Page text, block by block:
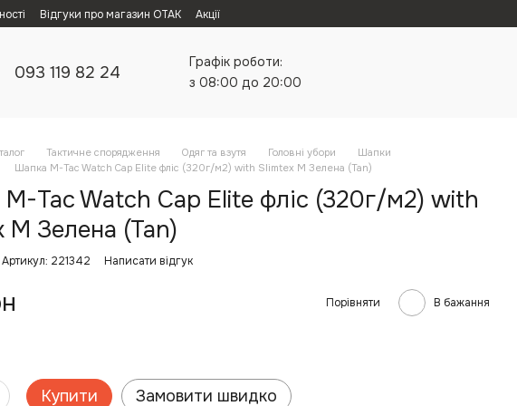
Відгуки про магазин ОТАК Акції
093 119 82 24
Графік роботи:
з 08:00 до 20:00
Тактичне спорядження Одяг та взутя Головні убори
Шапки
Шапка M-Tac Watch Cap Elite фліс (320г/м2) with Slimtex M Зелена (Tan)
Tac Watch Cap Elite фліс (320г/м2) with
M Зелена (Tan)
Артикул: 221342 Написати відгук
Порівняти В бажання
Купити Замовити швидко